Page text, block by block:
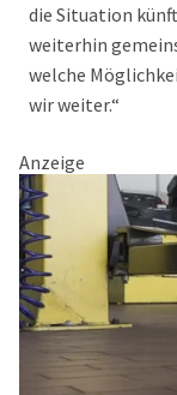
die Situation
weiterhin
welche
wir weiter.“
Anzeige